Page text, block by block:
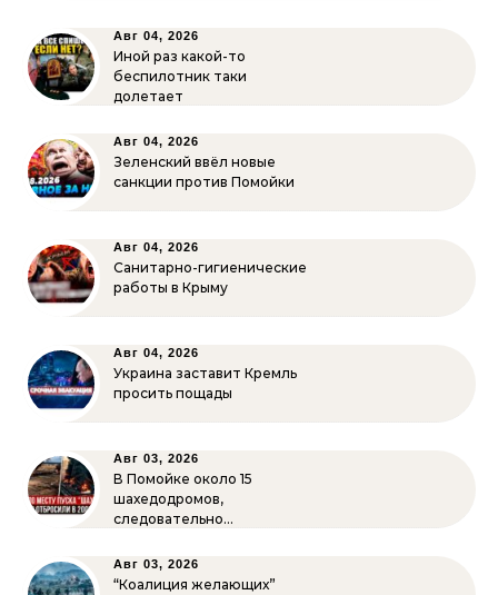
Авг 04, 2026
Иной раз какой-то
беспилотник таки
долетает
Авг 04, 2026
Зеленский ввёл новые
санкции против Помойки
Авг 04, 2026
Санитарно-гигиенические
работы в Крыму
Авг 04, 2026
Украина заставит Кремль
просить пощады
Авг 03, 2026
В Помойке около 15
шахедодромов,
следовательно…
Авг 03, 2026
“Коалиция желающих”